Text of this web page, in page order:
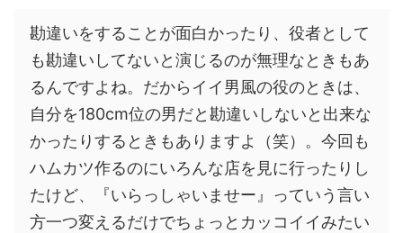
勘違いをすることが面白かったり、役者として
も勘違いしてないと演じるのが無理なときもあ
るんですよね。だからイイ男風の役のときは、
自分を180cm位の男だと勘違いしないと出来な
かったりするときもありますよ（笑）。今回も
ハムカツ作るのにいろんな店を見に行ったりし
たけど、『いらっしゃいませー』っていう言い
方一つ変えるだけでちょっとカッコイイみたい